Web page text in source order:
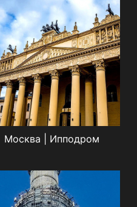
Москва | Ипподром